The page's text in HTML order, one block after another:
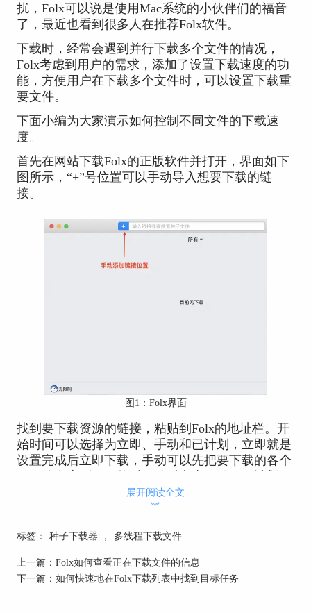
扰，Folx可以说是使用Mac系统的小伙伴们的福音
了，最近也看到很多人在推荐Folx软件。
下载时，经常会遇到并行下载多个文件的情况，
Folx考虑到用户的需求，添加了设置下载速度的功
能，方便用户在下载多个文件时，可以设置下载重
要文件。
下面小编为大家演示如何控制不同文件的下载速
度。
首先在网站下载Folx的正版软件并打开，界面如下
图所示，“+”号位置可以手动导入想要下载的链
接。
图1：Folx界面
找到要下载资源的链接，粘贴到Folx的地址栏。开
始时间可以选择为立即、手动和已计划，立即就是
设置完成后立即下载，手动可以先把要下载的各个
以设定好未来何时开始。展开阅读全文
︾
标签： 种子下载器 ， 多线程下载文件
上一篇： Folx如何查看正在下载文件的信息
下一篇： 如何快速地在Folx下载列表中找到目标任务